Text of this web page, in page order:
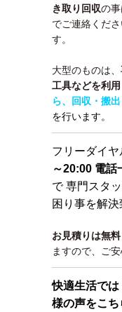
き取り回収の
でご連絡くださ
す。
大型のものは、
工具などを利用
ら、回収・搬
を行います。
フリーダイヤ
～20:00 電話
で 専門スタ
困り事を解決
お見積りは無料
ますので、ご
快適生活で
様の声をこち